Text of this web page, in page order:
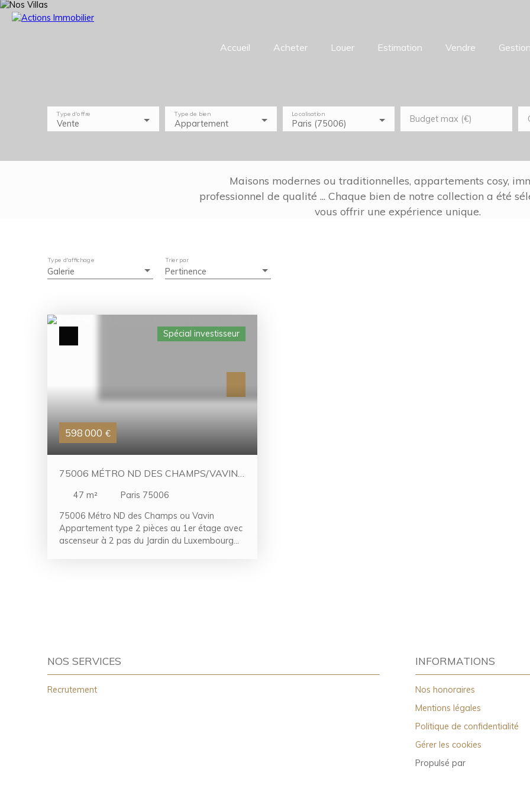
Accueil Acheter Louer Estimation Vendre
Vente
Type d'offre
Appartement
Type de bien
Paris (75006)
Localisation Budget max (€)
Maisons modernes ou traditionnelles, appartements cosy,
professionnel de qualité ... Chaque bien de notre collection a été
vous offrir une expérience unique.
Galerie
Type d'affichage
Pertinence
Trier par
Spécial investisseur
598 000 €
75006 MÉTRO ND DES CHAMPS/VAVIN
(MEUBLÉ)
47 m²
Paris 75006
75006 Métro ND des Champs ou Vavin
Appartement type 2 pièces au 1er étage avec
ascenseur à 2 pas du Jardin du Luxembourg
Une cave saine complète ce bien.
Les informations sur les risques auxquels ce
bien est exposé sont disponibles sur le site
NOS SERVICES
Recrutement
INFORMATIONS
Nos honoraires
Mentions légales
Politique de confidentialité
Gérer les cookies
Propulsé par